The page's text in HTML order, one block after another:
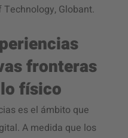
Technology, Globant.
fronteras
físico
es el ámbito que
A medida que los